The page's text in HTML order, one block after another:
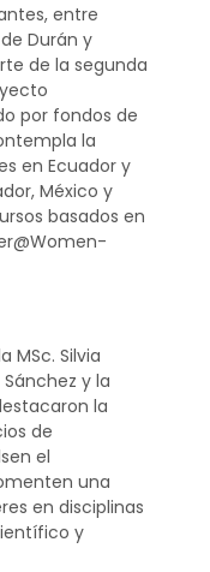
entre
Durán y
de la segunda
por fondos de
la
en Ecuador y
México y
basados en
MSc. Silvia
y la
la
de
el
una
en disciplinas
y